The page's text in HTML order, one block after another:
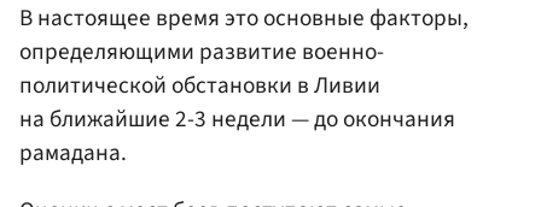
В настоящее время это основные факторы,
определяющими развитие военно-
политической обстановки в Ливии
на ближайшие 2-3 недели — до окончания
рамадана.